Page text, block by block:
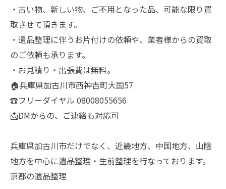
・古い物、新しい物、ご不用となった品、可能な限り買
取させて頂きます。
・遺品整理に伴うお片付けの依頼や、業者様からの買取
のご依頼も承ります。
・お見積り・出張費は無料。
🏠兵庫県加古川市西神吉町大国57
☎️フリーダイヤル 08008055656
📩DMからの、ご連絡も対応可
兵庫県加古川市だけでなく、近畿地方、中国地方、山陰
地方を中心に遺品整理・生前整理を行なっております。
京都の遺品整理